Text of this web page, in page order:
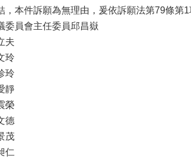
，本件訴願為無理由，爰依訴願法第79條第1
委員會主任委員邱昌嶽
夫
玲
玲
靜
榮
德
茂
仁